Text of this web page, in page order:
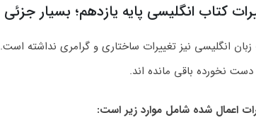
کتاب انگلیسی پایه یازدهم؛ بسیار جزئی
دست‌ نخورده باقی مانده‌ اند.
اعمال شده شامل موارد زیر است: